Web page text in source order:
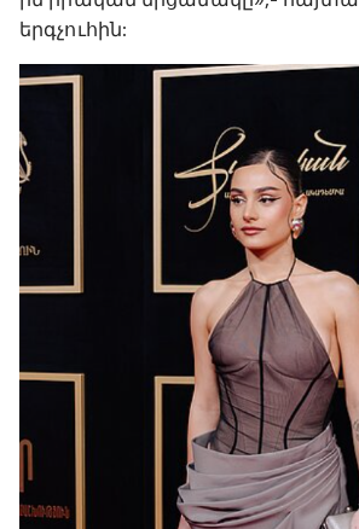
երգչուհին: